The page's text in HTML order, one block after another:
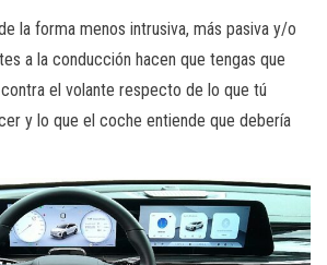
la forma menos intrusiva, más pasiva y/o
a la conducción hacen que tengas que
el volante respecto de lo que tú
y lo que el coche entiende que debería